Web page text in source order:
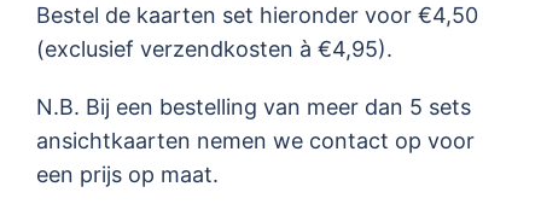
Bestel de kaarten set hieronder voor €4,50
(exclusief verzendkosten à €4,95).
N.B. Bij een bestelling van meer dan 5 sets
ansichtkaarten nemen we contact op voor
een prijs op maat.